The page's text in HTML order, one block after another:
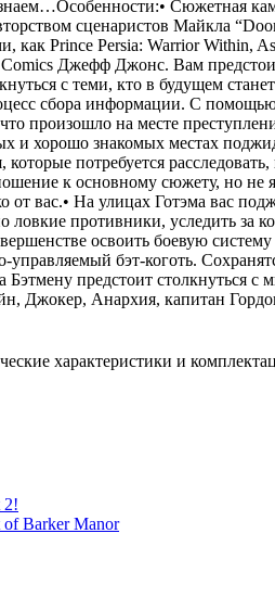
Сюжетная
сценаристов Майкла
как Prince Persia: Warrior Within,
Джефф Джонс. Вам
с теми, кто в будущем
сбора информации. С
произошло на месте
и хорошо знакомых местах
которые потребуется
к основному сюжету, но не
от вас.• На улицах Готэма вас
ловкие противники, уследить за
освоить боевую
управляемый бэт-коготь.
Бэтмену предстоит столкнуться
Джокер, Анархия, капитан
характеристики и
2!
Barker Manor